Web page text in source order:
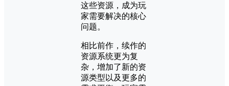
这些资源，成为玩
家需要解决的核心
问题。
相比前作，续作的
资源系统更为复
杂，增加了新的资
源类型以及更多的